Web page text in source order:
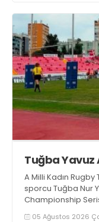
Tuğba Yavuz
A Milli Kadın
sporcu Tuğba Nur
Championship
çıkma eşiğini geride
05 Ağustos 2026